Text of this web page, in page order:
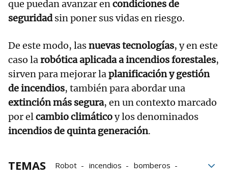
que puedan avanzar encondiciones de
seguridadsin poner sus vidas en riesgo.
De este modo, lasnuevas tecnologías, y en este
caso larobótica aplicada a incendios forestales,
sirven para mejorar laplanificación y gestión
de incendios, también para abordar una
extinción más segura, en un contexto marcado
por elcambio climáticoy los denominados
incendios de quinta generación.
TEMAS Robot incendios
bomberos